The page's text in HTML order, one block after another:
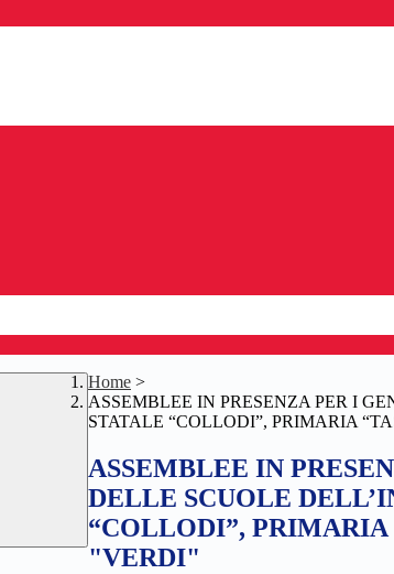
Home >
ASSEMBLEE IN PRESENZA PER I
STATALE “COLLODI”, PRIMARIA
ASSEMBLEE IN
DELLE SCUOLE
“COLLODI”, PRIMARIA
"VERDI"